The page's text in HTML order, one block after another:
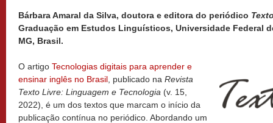
Bárbara Amaral da Silva, doutora e editora do periódico
Graduação em Estudos Linguísticos, Universidade Federal
MG, Brasil.
O artigo Tecnologias digitais para aprender e
ensinar inglês no Brasil , publicado na Revista
Texto Livre: Linguagem e Tecnologia (v. 15,
2022), é um dos textos que marcam o início da
publicação contínua no periódico. Abordando um